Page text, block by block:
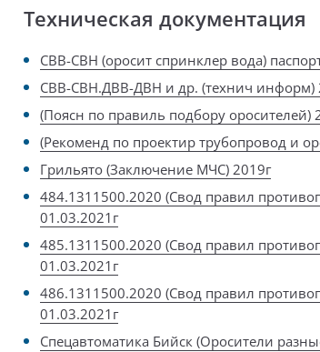
Техническая документация
СВВ-СВН (оросит спринклер вода)
СВВ-СВН.ДВВ-ДВН и др. (технич информ)
(Поясн по правиль подбору оросителей)
(Рекоменд по проектир трубопровод и
Грильято (Заключение МЧС) 2019г
484.1311500.2020 (Свод правил
01.03.2021г
485.1311500.2020 (Свод правил
01.03.2021г
486.1311500.2020 (Свод правил
01.03.2021г
Спецавтоматика Бийск (Оросители